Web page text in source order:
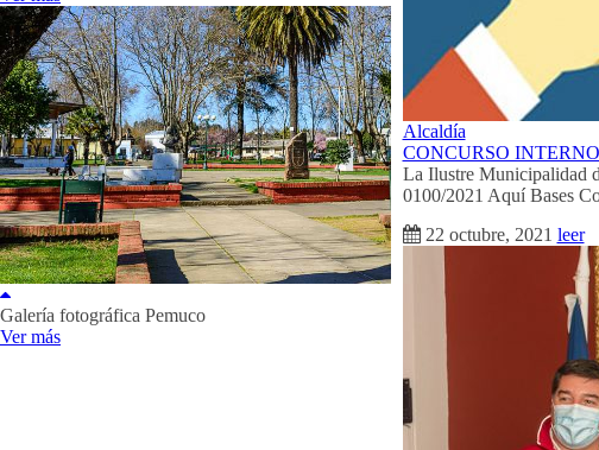
Galería fotográfica Pemuco
Ver más
Alcaldía
CONCURSO
La Ilustre Municipalidad
0100/2021 Aquí Bases
22 octubre, 2021 leer